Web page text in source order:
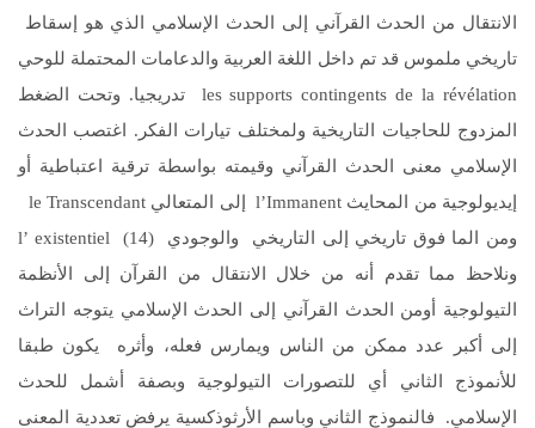
الانتقال من الحدث القرآني إلى الحدث الإسلامي الذي هو إسقاط
تاريخي ملموس قد تم داخل اللغة العربية والدعامات المحتملة للوحي
les supports contingents de la révélation تدريجيا. وتحت الضغط
المزدوج للحاجيات التاريخية ولمختلف تيارات الفكر. اغتصب الحدث
الإسلامي معنى الحدث القرآني وقيمته بواسطة ترقية اعتباطية أو
ومن الما فوق تاريخي إلى التاريخي والوجودي l’ existentiel (14)
ونلاحظ مما تقدم أنه من خلال الانتقال من القرآن إلى الأنظمة
التيولوجية أومن الحدث القرآني إلى الحدث الإسلامي يتوجه التراث
إلى أكبر عدد ممكن من الناس ويمارس فعله، وأثره يكون طبقا
للأنموذج الثاني أي للتصورات التيولوجية وبصفة أشمل للحدث
الإسلامي. فالنموذج الثاني وباسم الأرثوذكسية يرفض تعددية المعنى